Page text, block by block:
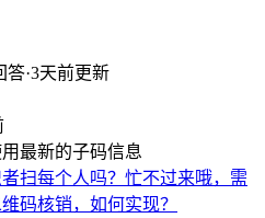
答·3天前更新
最新的子码信息
扫每个人吗？忙不过来哦，需
码核销，如何实现？